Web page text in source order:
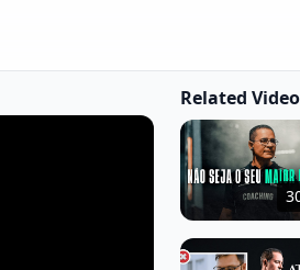
Related